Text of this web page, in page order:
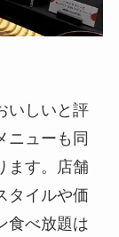
いしいと評
ニューも同
ます。店舗
タイルや価
食べ放題は